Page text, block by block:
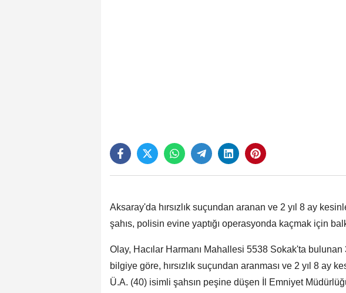
Aksaray'da hırsızlık suçundan aranan ve 2 yıl 8 ay
şahıs, polisin evine yaptığı operasyonda kaçmak için
Olay, Hacılar Harmanı Mahallesi 5538 Sokak'ta bulunan
bilgiye göre, hırsızlık suçundan aranması ve 2 yıl 8 ay
Ü.A. (40) isimli şahsın peşine düşen İl Emniyet